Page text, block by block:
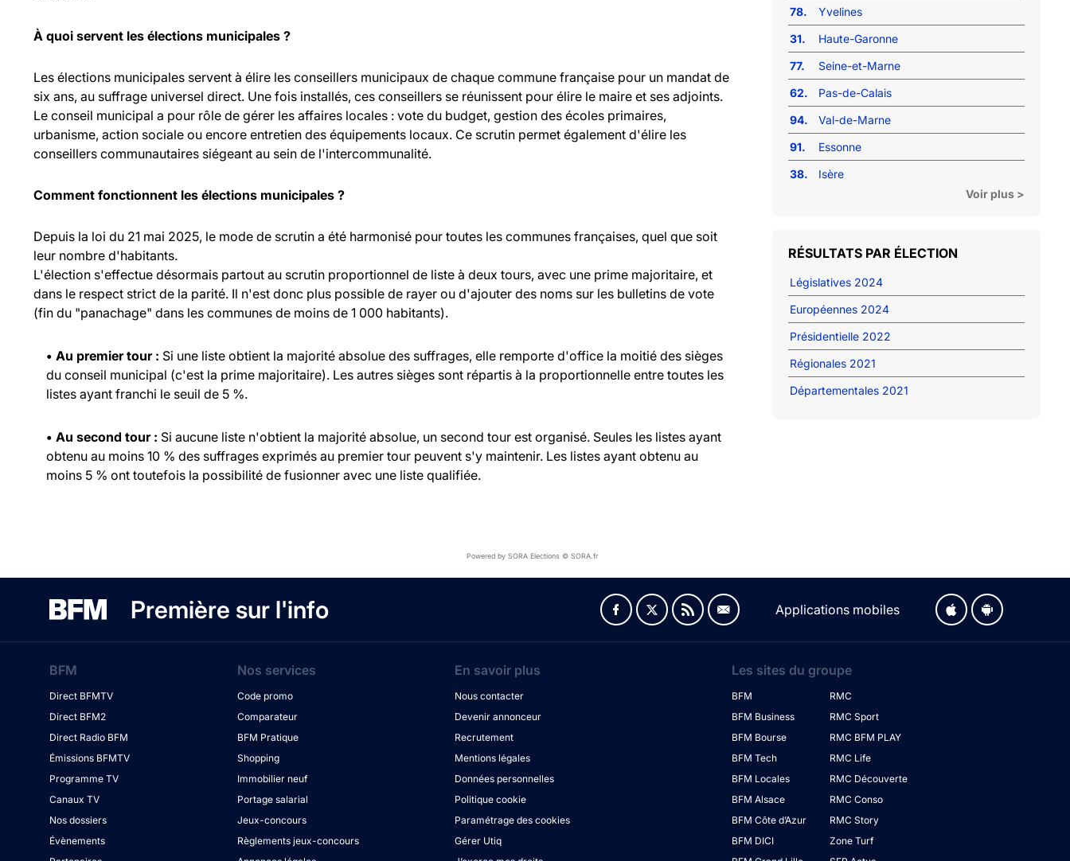
À quoi servent les élections municipales ?
Les élections municipales servent à élire les conseillers municipaux de chaque commune française pour un mandat de
six ans, au suffrage universel direct. Une fois installés, ces conseillers se réunissent pour élire le maire et ses adjoints.
Le conseil municipal a pour rôle de gérer les affaires locales : vote du budget, gestion des écoles primaires,
urbanisme, action sociale ou encore entretien des équipements locaux. Ce scrutin permet également d'élire les
conseillers communautaires siégeant au sein de l'intercommunalité.
Comment fonctionnent les élections municipales ?
Depuis la loi du 21 mai 2025, le mode de scrutin a été harmonisé pour toutes les communes françaises, quel que soit
leur nombre d'habitants.
L'élection s'effectue désormais partout au scrutin proportionnel de liste à deux tours, avec une prime majoritaire, et
dans le respect strict de la parité. Il n'est donc plus possible de rayer ou d'ajouter des noms sur les bulletins de vote
(fin du "panachage" dans les communes de moins de 1 000 habitants).
• Au premier tour : Si une liste obtient la majorité absolue des suffrages, elle remporte d'office la moitié des sièges
du conseil municipal (c'est la prime majoritaire). Les autres sièges sont répartis à la proportionnelle entre toutes les
listes ayant franchi le seuil de 5 %.
• Au second tour : Si aucune liste n'obtient la majorité absolue, un second tour est organisé. Seules les listes ayant
obtenu au moins 10 % des suffrages exprimés au premier tour peuvent s'y maintenir. Les listes ayant obtenu au
moins 5 % ont toutefois la possibilité de fusionner avec une liste qualifiée.
78.
Yvelines
31.
Haute-Garonne
77.
Seine-et-Marne
62.
Pas-de-Calais
94.
Val-de-Marne
91.
Essonne
38.
Isère
Voir plus >
RÉSULTATS PAR ÉLECTION
Législatives 2024
Européennes 2024
Présidentielle 2022
Régionales 2021
Départementales 2021
Powered by SORA Elections © SORA.fr
Première sur l'info Applications mobiles
BFM
Direct BFMTV
Direct BFM2
Direct Radio BFM
Émissions BFMTV
Programme TV
Canaux TV
Nos dossiers
Évènements
Nos services
Code promo
Comparateur
BFM Pratique
Shopping
Immobilier neuf
Portage salarial
Jeux-concours
Règlements jeux-concours
En savoir plus
Nous contacter
Devenir annonceur
Recrutement
Mentions légales
Données personnelles
Politique cookie
Paramétrage des cookies
Gérer Utiq
Les sites du groupe
BFM
BFM Business
BFM Bourse
BFM Tech
BFM Locales
BFM Alsace
BFM Côte d’Azur
BFM DICI
RMC
RMC Sport
RMC BFM PLAY
RMC Life
RMC Découverte
RMC Conso
RMC Story
Zone Turf